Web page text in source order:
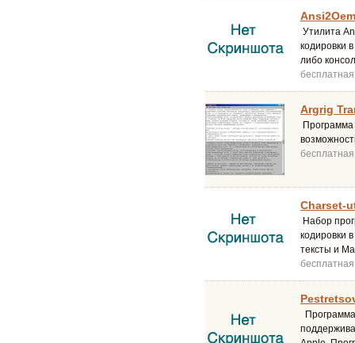
Утилита
кодировки
либо
бесплатная
Argrig
Программа
бесплатная
Сharset-
Набор
кодировки
тексты и
бесплатная